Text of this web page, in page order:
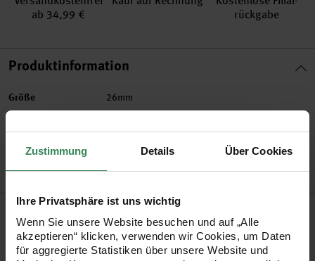
Zustimmung Details Über Cookies
Ihre Privatsphäre ist uns wichtig
Wenn Sie unsere Website besuchen und auf „Alle
akzeptieren“ klicken, verwenden wir Cookies, um Daten
für aggregierte Statistiken über unsere Website und
ab 34,99 €
rückgabe
Produktinformation
Größe 26mm
Produktbeschreibung
Gestalten Sie die Brosche ganz nach Ihrem Geschmack.